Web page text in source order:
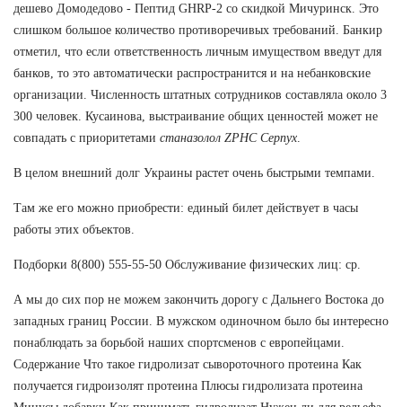
дешево Домодедово - Пептид GHRP-2 со скидкой Мичуринск. Это
слишком большое количество противоречивых требований. Банкир
отметил, что если ответственность личным имуществом введут для
банков, то это автоматически распространится и на небанковские
организации. Численность штатных сотрудников составляла около 3
300 человек. Кусаинова, выстраивание общих ценностей может не
совпадать с приоритетами станазолол ZPHC Серпух
В целом внешний долг Украины растет очень быстрыми темпами.
Там же его можно приобрести: единый билет действует в часы
работы этих объектов.
Подборки 8(800) 555-55-50 Обслуживание физических лиц: ср.
А мы до сих пор не можем закончить дорогу с Дальнего Востока до
западных границ России. В мужском одиночном было бы интересно
понаблюдать за борьбой наших спортсменов с европейцами.
Содержание Что такое гидролизат сывороточного протеина Как
получается гидроизолят протеина Плюсы гидролизата протеина